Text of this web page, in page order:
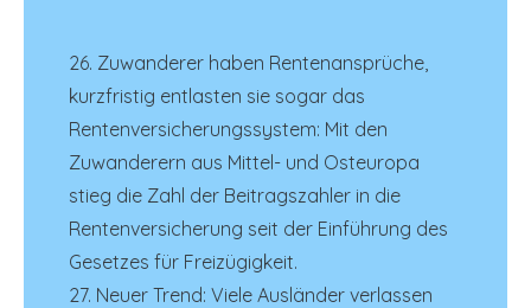
26. Zuwanderer haben Rentenansprüche,
kurzfristig entlasten sie sogar das
Rentenversicherungssystem: Mit den
Zuwanderern aus Mittel- und Osteuropa
stieg die Zahl der Beitragszahler in die
Rentenversicherung seit der Einführung des
Gesetzes für Freizügigkeit.
27. Neuer Trend: Viele Ausländer verlassen